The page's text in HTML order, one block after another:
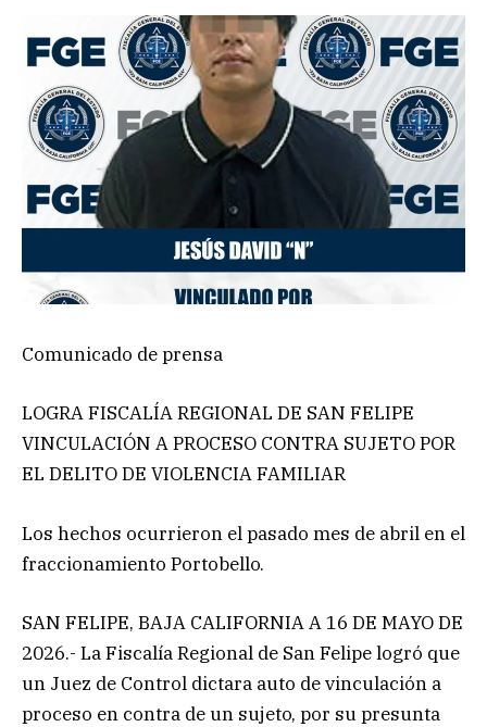
Comunicado de prensa
LOGRA FISCALÍA REGIONAL DE SAN FELIPE
VINCULACIÓN A PROCESO CONTRA SUJETO POR
EL DELITO DE VIOLENCIA FAMILIAR
Los hechos ocurrieron el pasado mes de abril en el
fraccionamiento Portobello.
SAN FELIPE, BAJA CALIFORNIA A 16 DE MAYO DE
2026.- La Fiscalía Regional de San Felipe logró que
un Juez de Control dictara auto de vinculación a
proceso en contra de un sujeto, por su presunta